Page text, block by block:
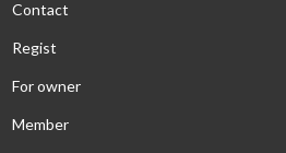
Contact
Regist
For owner
Member